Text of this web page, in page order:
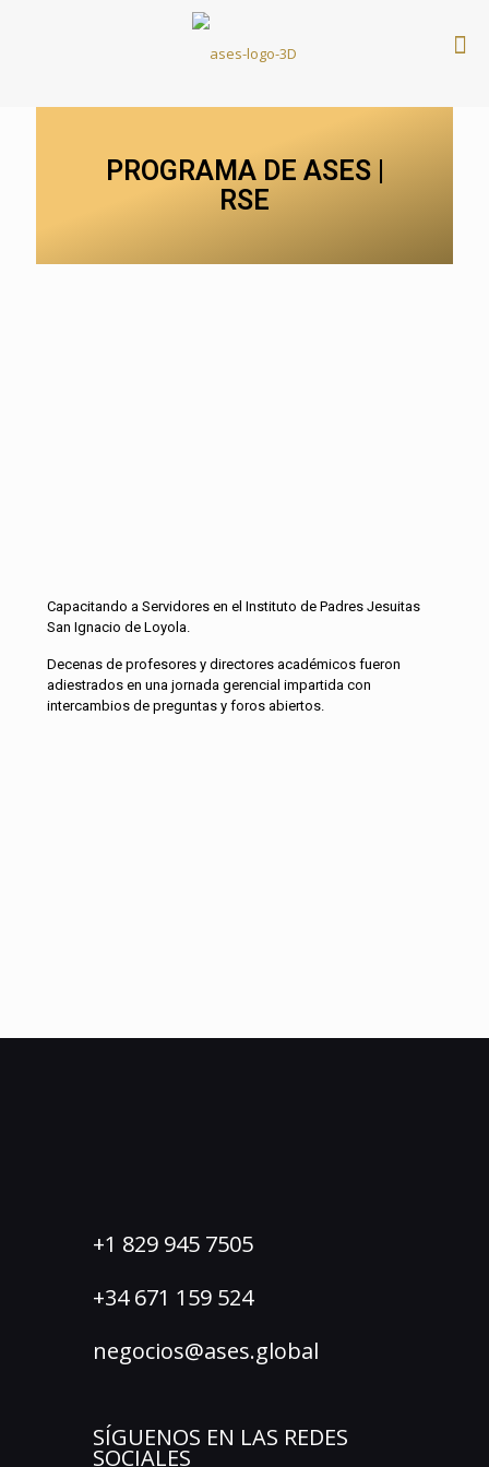
PROGRAMA DE ASES |
RSE
Capacitando a Servidores en el Instituto de Padres Jesuitas
San Ignacio de Loyola.
Decenas de profesores y directores académicos fueron
adiestrados en una jornada gerencial impartida con
intercambios de preguntas y foros abiertos.
+1 829 945 7505
+34 671 159 524
negocios@ases.global
SÍGUENOS EN LAS REDES
SOCIALES